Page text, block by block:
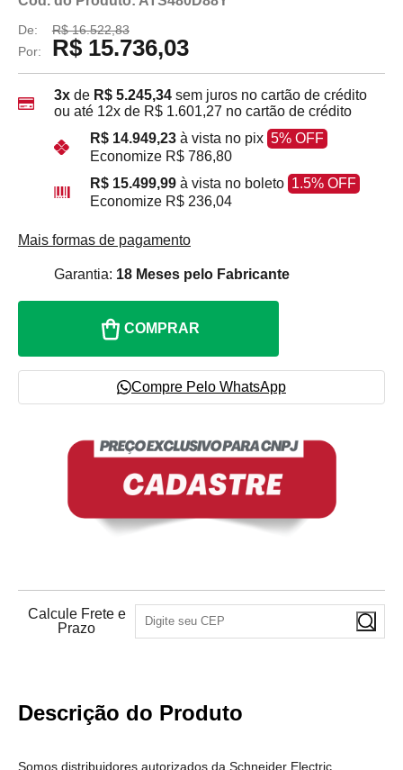
De:
R$ 16.522,83
Por:
R$ 15.736,03
3x de R$ 5.245,34 sem juros no cartão de crédito
ou até 12x de R$ 1.601,27 no cartão de crédito
R$ 14.949,23 à vista no pix 5% OFF
Economize R$ 786,80
R$ 15.499,99 à vista no boleto 1.5% OFF
Economize R$ 236,04
Mais formas de pagamento
Garantia: 18 Meses pelo Fabricante
COMPRAR
Compre Pelo WhatsApp
Calcule Frete e
Prazo
Descrição do Produto
Somos distribuidores autorizados da Schneider Electric